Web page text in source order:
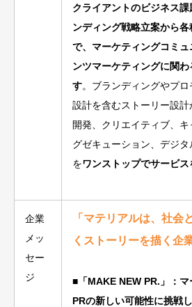
クライアントのビジネス
ンディング戦略立案から各
で、マーケティングコミ
ンツマーケティングに関
す。ブランディングやプ
設計を含むストーリー設
開発、クリエイティブ、
グゼキューション、デジ
をワンストップでサービス
企業
メッ
セー
ジ
「マテリアルは、社会
くストーリーを描く企
■ 「MAKE NEW PR.」：
PRの新しい可能性に挑戦し